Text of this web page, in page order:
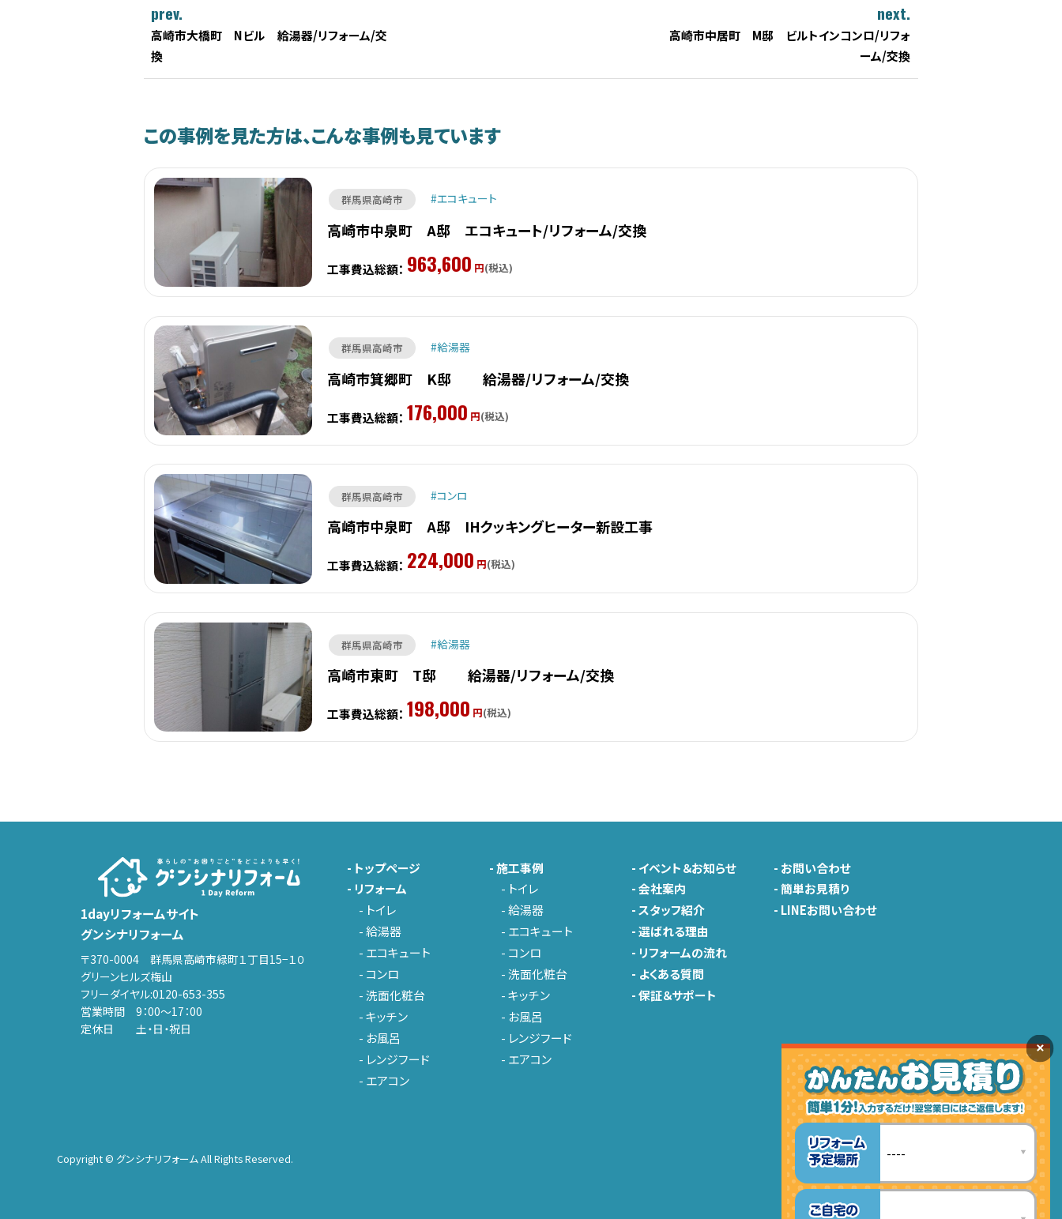
prev.
高崎市大橋町 Nビル 給湯器/リフォーム/交
換
next.
高崎市中居町 M邸 ビルトインコンロ/リフォ
ーム/交換
この事例を見た方は、こんな事例も見ています
群馬県高崎市 エコキュート
高崎市中泉町 A邸 エコキュート/リフォーム/交換
工事費込総額： 963,600 円(税込)
群馬県高崎市 給湯器
高崎市箕郷町 K邸 給湯器/リフォーム/交換
工事費込総額： 176,000 円(税込)
群馬県高崎市 コンロ
高崎市中泉町 A邸 IHクッキングヒーター新設工事
工事費込総額： 224,000 円(税込)
群馬県高崎市 給湯器
高崎市東町 T邸 給湯器/リフォーム/交換
工事費込総額： 198,000 円(税込)
1dayリフォームサイト
グンシナリフォーム
〒370-0004 群馬県高崎市緑町１丁目15−１０
グリーンヒルズ梅山
フリーダイヤル:0120-653-355
営業時間 9：00～17：00
定休日 土・日・祝日
- トップページ
- リフォーム
- トイレ
-給湯器
- エコキュート
- コンロ
-洗面化粧台
-キッチン
- お風呂
- レンジフード
- エアコン
-施工事例
- トイレ
-給湯器
- エコキュート
- コンロ
-洗面化粧台
-キッチン
- お風呂
- レンジフード
- エアコン
- イベント＆お知らせ
-会社案内
-スタッフ紹介
-選ばれる理由
- リフォームの流れ
- よくある質問
-保証＆サポート
- お問い合わせ
-簡単お見積り
- LINEお問い合わせ
Copyright © グンシナリフォーム All Rights Reserved.